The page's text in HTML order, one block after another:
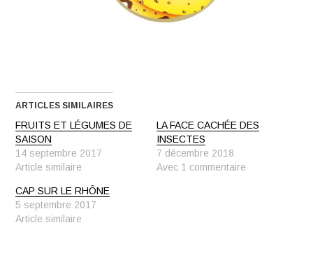
ARTICLES SIMILAIRES
FRUITS ET LÉGUMES DE
SAISON
14 septembre 2017
Article similaire
LA FACE CACHÉE DES
INSECTES
7 décembre 2018
Avec 1 commentaire
CAP SUR LE RHÔNE
5 septembre 2017
Article similaire